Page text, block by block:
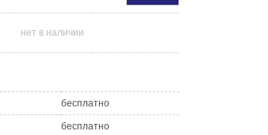
нет в наличии
бесплатно
бесплатно